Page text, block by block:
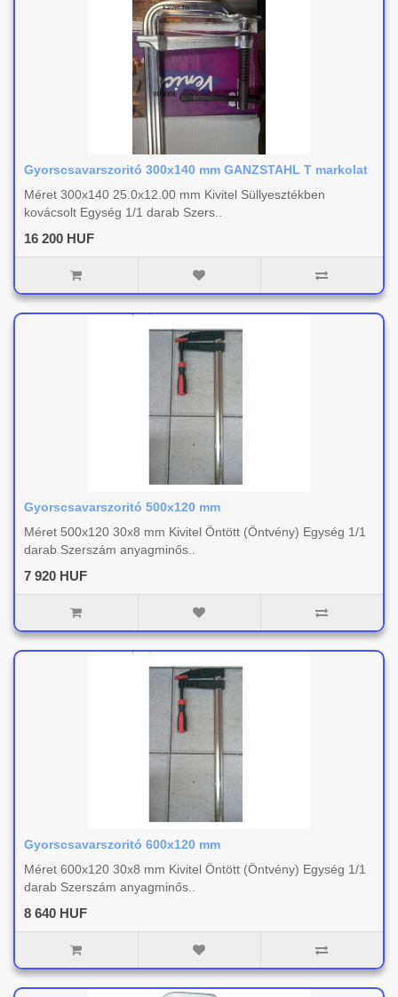
Gyorscsavarszoritó 300x140 mm GANZSTAHL T markolat
Méret 300x140 25.0x12.00 mm Kivitel Süllyesztékben
kovácsolt Egység 1/1 darab Szers..
16 200 HUF
Gyorscsavarszoritó 500x120 mm
Méret 500x120 30x8 mm Kivitel Öntött (Öntvény) Egység 1/1
darab Szerszám anyagminős..
7 920 HUF
Gyorscsavarszoritó 600x120 mm
Méret 600x120 30x8 mm Kivitel Öntött (Öntvény) Egység 1/1
darab Szerszám anyagminős..
8 640 HUF